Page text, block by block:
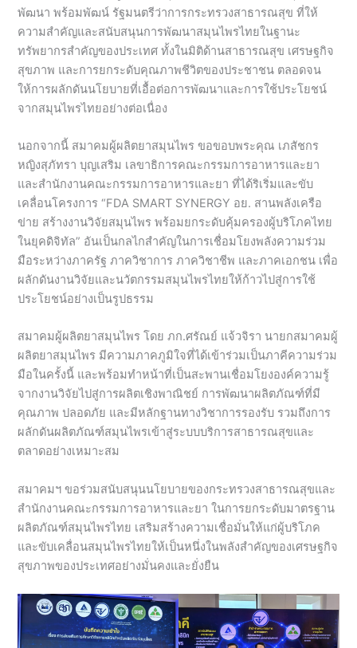
พัฒนา พร้อมพัฒน์ รัฐมนตรีว่าการกระทรวงสาธารณสุข ที่ให้
ความสำคัญและสนับสนุนการพัฒนาสมุนไพรไทยในฐานะ
ทรัพยากรสำคัญของประเทศ ทั้งในมิติด้านสาธารณสุข เศรษฐกิจ
สุขภาพ และการยกระดับคุณภาพชีวิตของประชาชน ตลอดจน
ให้การผลักดันนโยบายที่เอื้อต่อการพัฒนาและการใช้ประโยชน์
จากสมุนไพรไทยอย่างต่อเนื่อง
นอกจากนี้ สมาคมผู้ผลิตยาสมุนไพร ขอขอบพระคุณ เภสัชกร
หญิงสุภัทรา บุญเสริม เลขาธิการคณะกรรมการอาหารและยา
และสำนักงานคณะกรรมการอาหารและยา ที่ได้ริเริ่มและขับ
เคลื่อนโครงการ “FDA SMART SYNERGY อย. สานพลังเครือ
ข่าย สร้างงานวิจัยสมุนไพร พร้อมยกระดับคุ้มครองผู้บริโภคไทย
ในยุคดิจิทัล” อันเป็นกลไกสำคัญในการเชื่อมโยงพลังความร่วม
มือระหว่างภาครัฐ ภาควิชาการ ภาควิชาชีพ และภาคเอกชน เพื่อ
ผลักดันงานวิจัยและนวัตกรรมสมุนไพรไทยให้ก้าวไปสู่การใช้
ประโยชน์อย่างเป็นรูปธรรม
สมาคมผู้ผลิตยาสมุนไพร โดย ภก.ศรัณย์ แจ้วจิรา นายกสมาคมผู้
ผลิตยาสมุนไพร มีความภาคภูมิใจที่ได้เข้าร่วมเป็นภาคีความร่วม
มือในครั้งนี้ และพร้อมทำหน้าที่เป็นสะพานเชื่อมโยงองค์ความรู้
จากงานวิจัยไปสู่การผลิตเชิงพาณิชย์ การพัฒนาผลิตภัณฑ์ที่มี
คุณภาพ ปลอดภัย และมีหลักฐานทางวิชาการรองรับ รวมถึงการ
ผลักดันผลิตภัณฑ์สมุนไพรเข้าสู่ระบบบริการสาธารณสุขและ
ตลาดอย่างเหมาะสม
สมาคมฯ ขอร่วมสนับสนุนนโยบายของกระทรวงสาธารณสุขและ
สำนักงานคณะกรรมการอาหารและยา ในการยกระดับมาตรฐาน
ผลิตภัณฑ์สมุนไพรไทย เสริมสร้างความเชื่อมั่นให้แก่ผู้บริโภค
และขับเคลื่อนสมุนไพรไทยให้เป็นหนึ่งในพลังสำคัญของเศรษฐกิจ
สุขภาพของประเทศอย่างมั่นคงและยั่งยืน